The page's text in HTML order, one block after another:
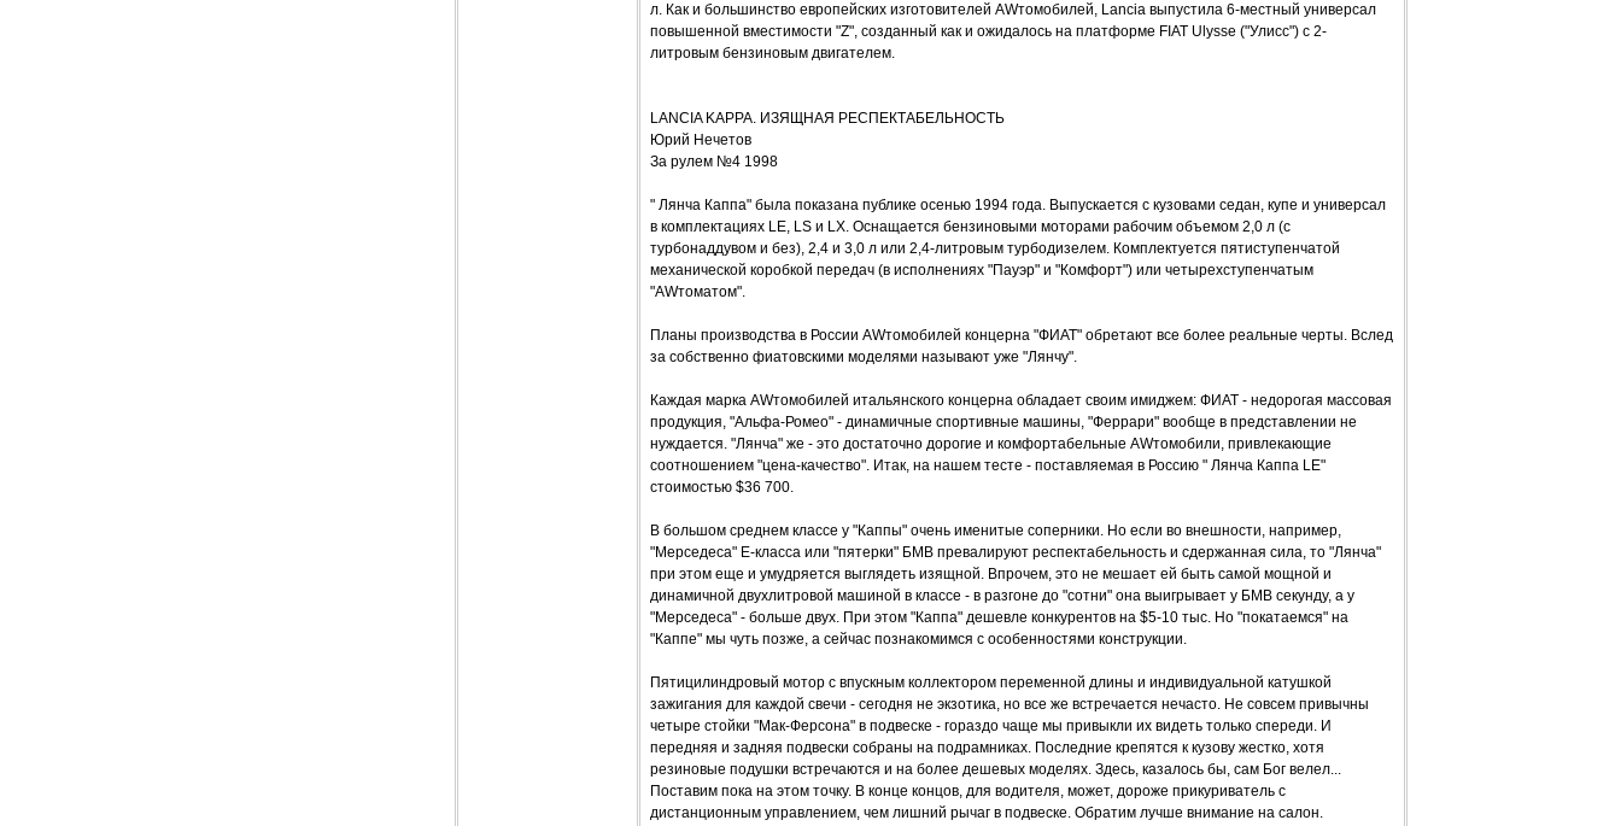
л. Как и большинство европейских изготовителей AWтомобилей, Lancia выпустила 6-местный универсал
повышенной вместимости "Z", созданный как и ожидалось на платформе FIAT Ulysse ("Улисс") с 2-
литровым бензиновым двигателем.
LANCIA KAPPA. ИЗЯЩНАЯ РЕСПЕКТАБЕЛЬНОСТЬ
Юрий Нечетов
За рулем №4 1998
" Лянча Каппа" была показана публике осенью 1994 года. Выпускается с кузовами седан, купе и универсал
в комплектациях LE, LS и LX. Оснащается бензиновыми моторами рабочим объемом 2,0 л (с
турбонаддувом и без), 2,4 и 3,0 л или 2,4-литровым турбодизелем. Комплектуется пятиступенчатой
механической коробкой передач (в исполнениях "Пауэр" и "Комфорт") или четырехступенчатым
"AWтоматом".
Планы производства в России AWтомобилей концерна "ФИАТ" обретают все более реальные черты. Вслед
за собственно фиатовскими моделями называют уже "Лянчу".
Каждая марка AWтомобилей итальянского концерна обладает своим имиджем: ФИАТ - недорогая массовая
продукция, "Альфа-Ромео" - динамичные спортивные машины, "Феррари" вообще в представлении не
нуждается. "Лянча" же - это достаточно дорогие и комфортабельные AWтомобили, привлекающие
соотношением "цена-качество". Итак, на нашем тесте - поставляемая в Россию " Лянча Каппа LЕ"
стоимостью $36 700.
В большом среднем классе у "Каппы" очень именитые соперники. Но если во внешности, например,
"Мерседеса" Е-класса или "пятерки" БМВ превалируют респектабельность и сдержанная сила, то "Лянча"
при этом еще и умудряется выглядеть изящной. Впрочем, это не мешает ей быть самой мощной и
динамичной двухлитровой машиной в классе - в разгоне до "сотни" она выигрывает у БМВ секунду, а у
"Мерседеса" - больше двух. При этом "Каппа" дешевле конкурентов на $5-10 тыс. Но "покатаемся" на
"Каппе" мы чуть позже, а сейчас познакомимся с особенностями конструкции.
Пятицилиндровый мотор с впускным коллектором переменной длины и индивидуальной катушкой
зажигания для каждой свечи - сегодня не экзотика, но все же встречается нечасто. Не совсем привычны
четыре стойки "Мак-Ферсона" в подвеске - гораздо чаще мы привыкли их видеть только спереди. И
передняя и задняя подвески собраны на подрамниках. Последние крепятся к кузову жестко, хотя
резиновые подушки встречаются и на более дешевых моделях. Здесь, казалось бы, сам Бог велел...
Поставим пока на этом точку. В конце концов, для водителя, может, дороже прикуриватель с
дистанционным управлением, чем лишний рычаг в подвеске. Обратим лучше внимание на салон.